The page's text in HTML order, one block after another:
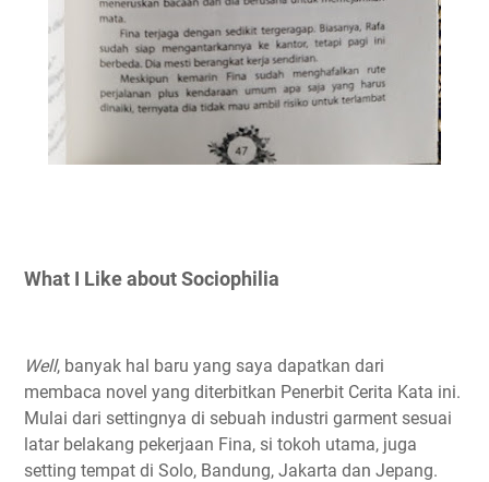
What I Like about Sociophilia
Well, banyak hal baru yang saya dapatkan dari
membaca novel yang diterbitkan Penerbit Cerita Kata ini.
Mulai dari settingnya di sebuah industri garment sesuai
latar belakang pekerjaan Fina, si tokoh utama, juga
setting tempat di Solo, Bandung, Jakarta dan Jepang.